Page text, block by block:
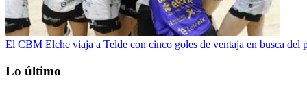
El CBM Elche viaja a Telde con cinco goles de ventaja en busca del
Lo último